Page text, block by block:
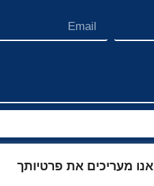
אנו מעריכים את פרטיותך